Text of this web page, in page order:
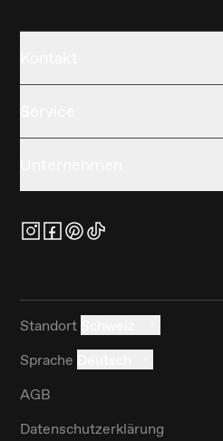
Standort
Sprache
AGB
Datenschutzerklärung